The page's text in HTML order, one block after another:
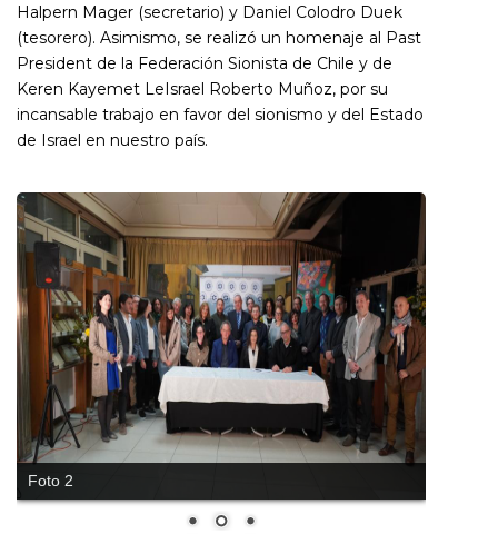
Halpern Mager (secretario) y Daniel Colodro Duek
(tesorero). Asimismo, se realizó un homenaje al Past
President de la Federación Sionista de Chile y de
Keren Kayemet LeIsrael Roberto Muñoz, por su
incansable trabajo en favor del sionismo y del Estado
de Israel en nuestro país.
Foto 2